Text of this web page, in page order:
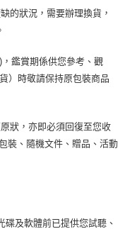
的狀況，需要辦理換貨，
鑑賞期係供您參考、觀
）時敬請保持原包裝商品
狀，亦即必須回復至您收
裝、隨機文件、贈品、活動
及軟體前已提供您試聽、